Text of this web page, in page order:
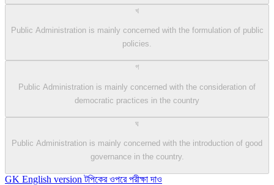
খ
Public Administration is mainly concerned with the formulation of public
policies.
গ
Public Administration is mainly concerned with the consideration of
democratic practices in the country
ঘ
Public Administration is mainly concerned with the introduction of good
governance in the country.
GK English version টপিকের ওপরে পরীক্ষা দাও